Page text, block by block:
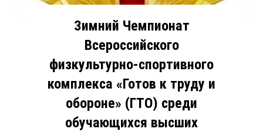
Зимний Чемпионат
Всероссийского
физкультурно-спортивного
комплекса «Готов к труду и
обороне» (ГТО) среди
обучающихся высших